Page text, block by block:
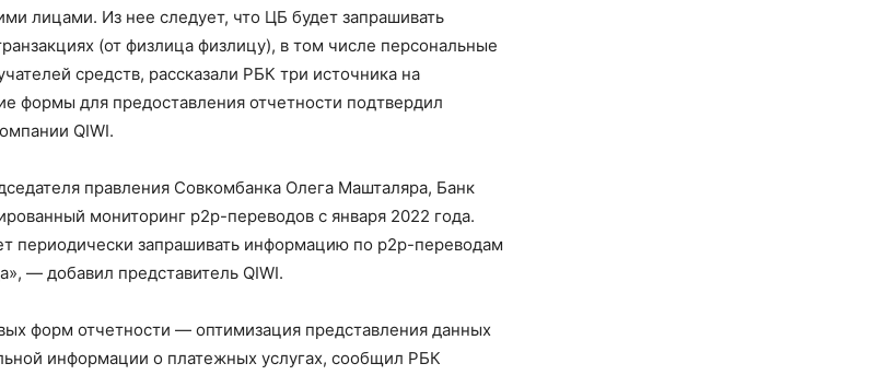
лицами. Из нее следует, что ЦБ будет запрашивать
(от физлица физлицу), в том числе персональные
средств, рассказали РБК три источника на
формы для предоставления отчетности подтвердил
QIWI.
правления Совкомбанка Олега Машталяра, Банк
мониторинг p2p-переводов с января 2022 года.
периодически запрашивать информацию по p2p-переводам
— добавил представитель QIWI.
форм отчетности — оптимизация представления данных
информации о платежных услугах, сообщил РБК